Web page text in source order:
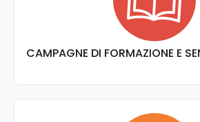
CAMPAGNE DI FORMAZIONE E